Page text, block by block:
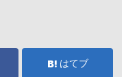
はてブ